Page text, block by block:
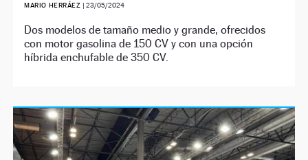
MARIO HERRÁEZ |23/05/2024
Dos modelos de tamaño medio y grande, ofrecidos
con motor gasolina de 150 CV y con una opción
híbrida enchufable de 350 CV.